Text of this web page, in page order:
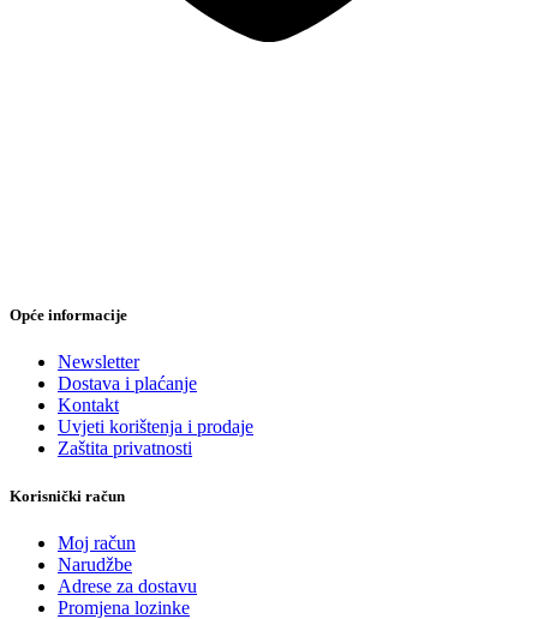
Opće informacije
Newsletter
Dostava i plaćanje
Kontakt
Uvjeti korištenja i prodaje
Zaštita privatnosti
Korisnički račun
Moj račun
Narudžbe
Adrese za dostavu
Promjena lozinke